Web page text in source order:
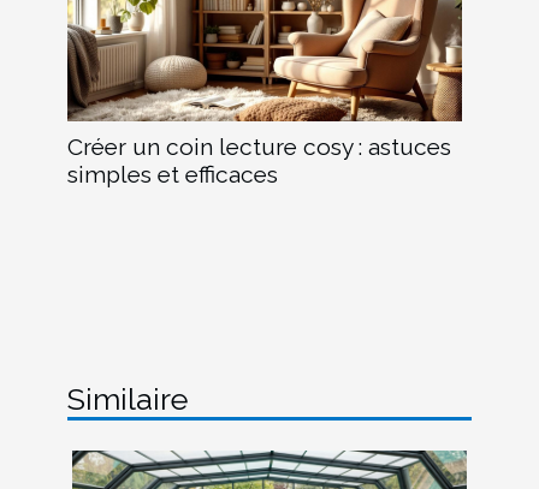
Créer un coin lecture cosy : astuces
simples et efficaces
Similaire